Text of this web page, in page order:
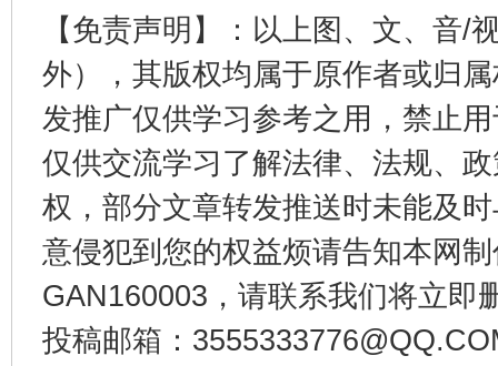
【免责声明】：以上图、文、音/
外），其版权均属于原作者或归
发推广仅供学习参考之用，禁止
仅供交流学习了解法律、法规、
权，部分文章转发推送时未能及
意侵犯到您的权益烦请告知本网
GAN160003，请联系我们将立即
投稿邮箱：
受贿1.44亿！段成刚被判无期 从幼
全民健身五年计划来了！等你上场